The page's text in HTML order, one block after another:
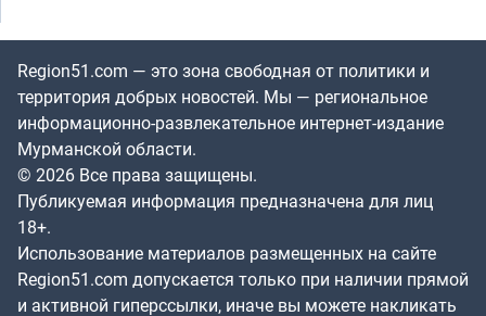
Region51.com — это зона свободная от политики и
территория добрых новостей. Мы — региональное
информационно-развлекательное интернет-издание
Мурманской области.
© 2026 Все права защищены.
Публикуемая информация предназначена для лиц
18+.
Использование материалов размещенных на сайте
Region51.com допускается только при наличии прямой
и активной гиперссылки, иначе вы можете накликать